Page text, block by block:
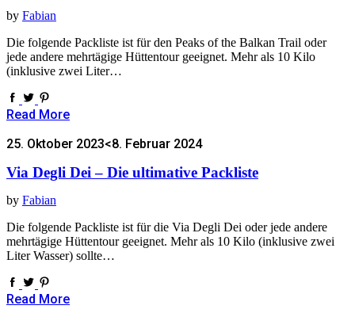
by Fabian
Die folgende Packliste ist für den Peaks of the Balkan Trail oder
jede andere mehrtägige Hüttentour geeignet. Mehr als 10 Kilo
(inklusive zwei Liter…
Read More
25. Oktober 2023<8. Februar 2024
Via Degli Dei – Die ultimative Packliste
by Fabian
Die folgende Packliste ist für die Via Degli Dei oder jede andere
mehrtägige Hüttentour geeignet. Mehr als 10 Kilo (inklusive zwei
Liter Wasser) sollte…
Read More